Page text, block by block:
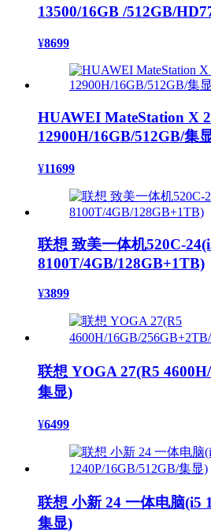
13500/16GB /512GB/
¥8699
HUAWEI MateStation X
12900H/16GB/512GB/集
¥11699
联想 致美一体机520C-
8100T/4GB/128GB+1TB)
¥3899
联想 YOGA 27(R5
集显)
¥6499
联想 小新 24 一体电脑(i5
集显)